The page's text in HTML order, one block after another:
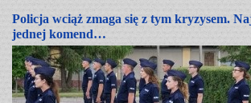
Policja wciąż zmaga się z tym kryzysem.
jednej komend…